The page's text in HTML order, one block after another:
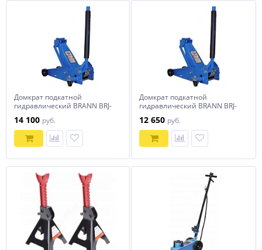
Домкрат подкатной
гидравлический BRANN BRJ-
14 100 руб.
Домкрат подкатной
гидравлический BRANN BRJ-
12 650 руб.